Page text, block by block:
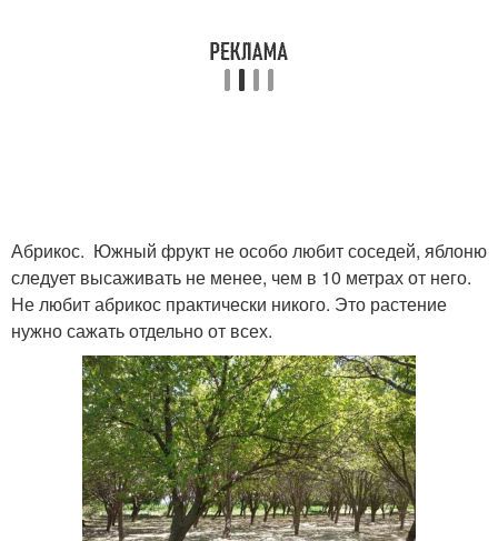
Абрикос. Южный фрукт не особо любит соседей, яблоню
следует высаживать не менее, чем в 10 метрах от него.
Не любит абрикос практически никого. Это растение
нужно сажать отдельно от всех.